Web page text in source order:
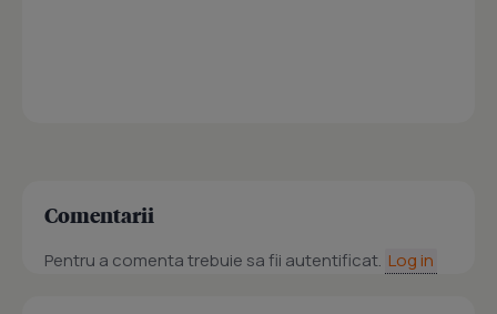
Comentarii
Pentru a comenta trebuie sa fii autentificat. Log in